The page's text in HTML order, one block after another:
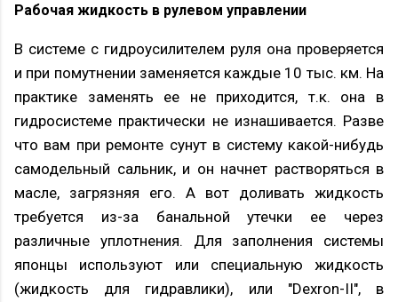
Рабочая жидкость в рулевом управлении
В системе с гидроусилителем руля она проверяется
и при помутнении заменяется каждые 10 тыс. км. На
практике заменять ее не приходится, т.к. она в
гидросистеме практически не изнашивается. Разве
что вам при ремонте сунут в систему какой-нибудь
самодельный сальник, и он начнет растворяться в
масле, загрязняя его. А вот доливать жидкость
требуется из-за банальной утечки ее через
различные уплотнения. Для заполнения системы
японцы используют или специальную жидкость
(жидкость для гидравлики), или "Dexron-II", в